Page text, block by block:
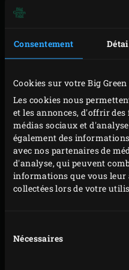
Consentement
Cookies sur votre Big Green
Les cookies nous
et les annonces, d'offrir
médias sociaux et
également des
avec nos partenaires de
d'analyse, qui peuvent
informations que vous
collectées lors de votre
duNécessaires
croix et trempez-les
peau. Coupez les abricots
placez-les encore humides
Arrosez les abricots de
dans la longueur,
et posez la gousse évidée
contenant les abricots sur
couvercle. Laissez cuire
puis sortez-les de l’EGG en
EGGmitt. Retirez la gousse
Pendant ce temps, faites
beurre dans une petite